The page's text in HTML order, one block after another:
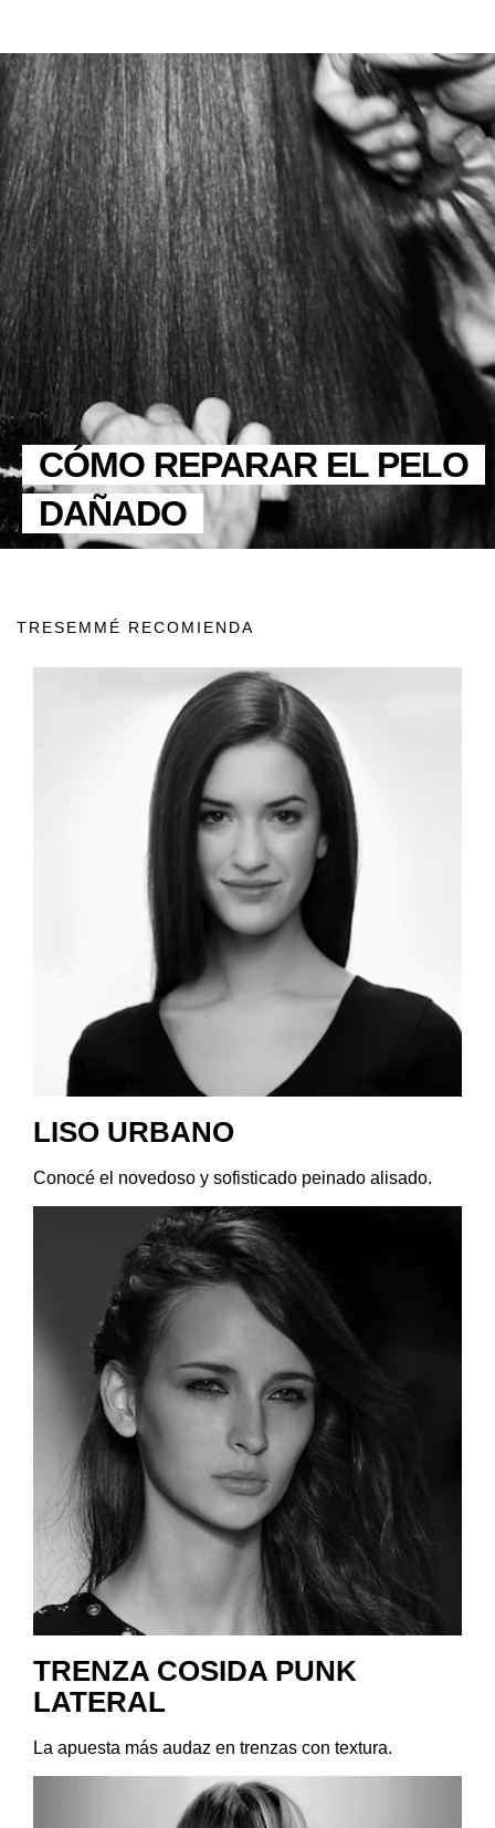
CÓMO REPARAR EL PELO
DAÑADO
TRESEMMÉ RECOMIENDA
LISO URBANO
Conocé el novedoso y sofisticado peinado alisado.
TRENZA COSIDA PUNK
LATERAL
La apuesta más audaz en trenzas con textura.